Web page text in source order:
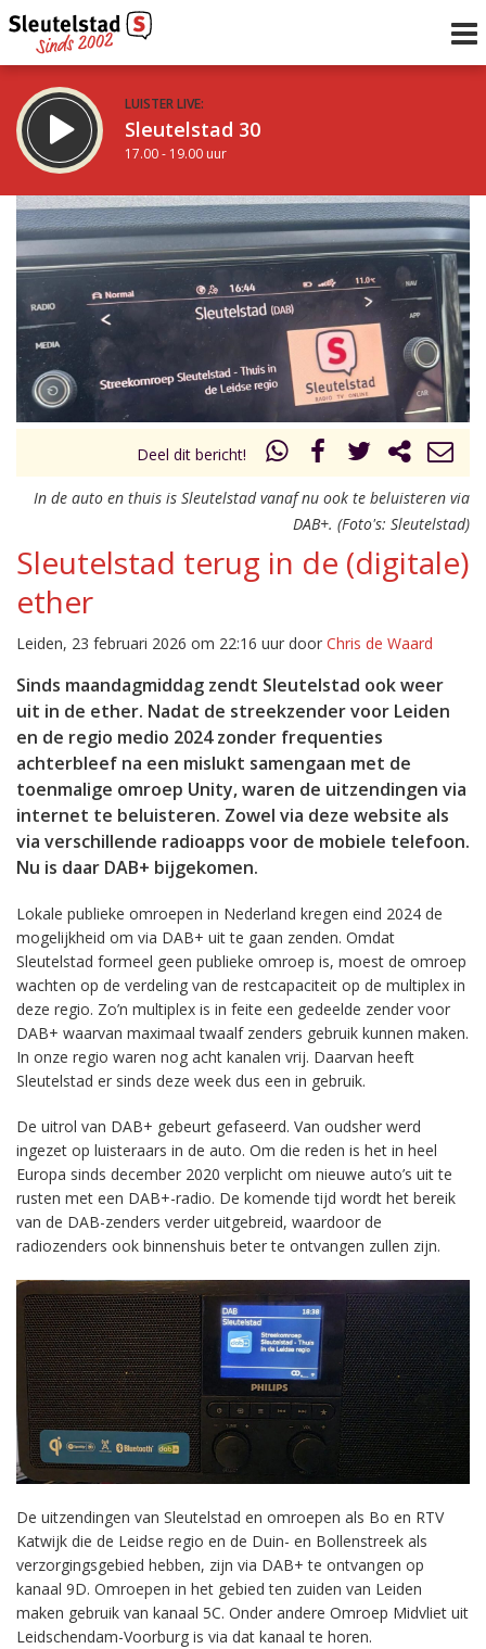
LUISTER LIVE:
Sleutelstad 30
17.00 - 19.00 uur
STRAKS:
De avond van Sleutelstad
19.00 - 0.00 uur
Vorig uur
uur 1 van 0 Volgend uur
Deel dit bericht!
In de auto en thuis is Sleutelstad vanaf nu ook te beluisteren via
DAB+. (Foto's: Sleutelstad)
Sleutelstad terug in de (digitale)
ether
Leiden, 23 februari 2026 om 22:16 uur door Chris de Waard
Sinds maandagmiddag zendt Sleutelstad ook weer
uit in de ether. Nadat de streekzender voor Leiden
en de regio medio 2024 zonder frequenties
achterbleef na een mislukt samengaan met de
toenmalige omroep Unity, waren de uitzendingen via
internet te beluisteren. Zowel via deze website als
via verschillende radioapps voor de mobiele telefoon.
Nu is daar DAB+ bijgekomen.
Lokale publieke omroepen in Nederland kregen eind 2024 de
mogelijkheid om via DAB+ uit te gaan zenden. Omdat
Sleutelstad formeel geen publieke omroep is, moest de omroep
wachten op de verdeling van de restcapaciteit op de multiplex in
deze regio. Zo’n multiplex is in feite een gedeelde zender voor
DAB+ waarvan maximaal twaalf zenders gebruik kunnen maken.
In onze regio waren nog acht kanalen vrij. Daarvan heeft
Sleutelstad er sinds deze week dus een in gebruik.
De uitrol van DAB+ gebeurt gefaseerd. Van oudsher werd
ingezet op luisteraars in de auto. Om die reden is het in heel
Europa sinds december 2020 verplicht om nieuwe auto’s uit te
rusten met een DAB+-radio. De komende tijd wordt het bereik
van de DAB-zenders verder uitgebreid, waardoor de
radiozenders ook binnenshuis beter te ontvangen zullen zijn.
De uitzendingen van Sleutelstad en omroepen als Bo en RTV
Katwijk die de Leidse regio en de Duin- en Bollenstreek als
verzorgingsgebied hebben, zijn via DAB+ te ontvangen op
kanaal 9D. Omroepen in het gebied ten zuiden van Leiden
maken gebruik van kanaal 5C. Onder andere Omroep Midvliet uit
Leidschendam-Voorburg is via dat kanaal te horen.